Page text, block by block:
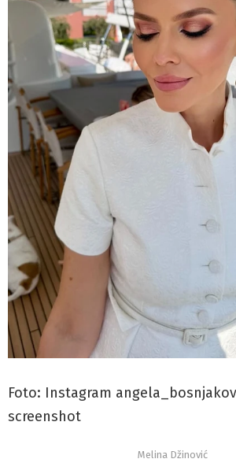
Foto: Instagram
screenshot
Melina Džinović